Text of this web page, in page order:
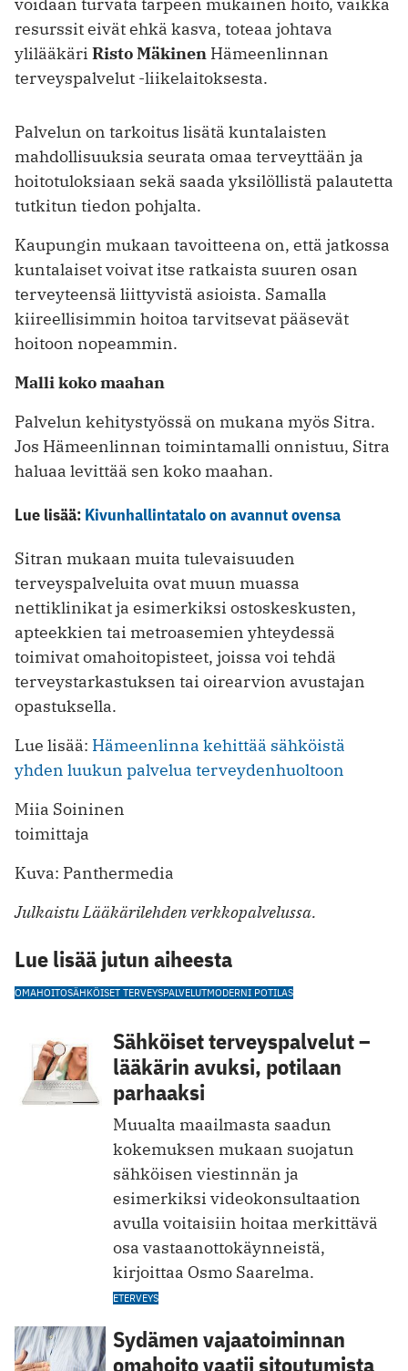
voidaan turvata tarpeen mukainen hoito, vaikka
resurssit eivät ehkä kasva, toteaa johtava
ylilääkäri Risto Mäkinen Hämeenlinnan
terveyspalvelut -liikelaitoksesta.
Palvelun on tarkoitus lisätä kuntalaisten
mahdollisuuksia seurata omaa terveyttään ja
hoitotuloksiaan sekä saada yksilöllistä palautetta
tutkitun tiedon pohjalta.
Kaupungin mukaan tavoitteena on, että jatkossa
kuntalaiset voivat itse ratkaista suuren osan
terveyteensä liittyvistä asioista. Samalla
kiireellisimmin hoitoa tarvitsevat pääsevät
hoitoon nopeammin.
Malli koko maahan
Palvelun kehitystyössä on mukana myös Sitra.
Jos Hämeenlinnan toimintamalli onnistuu, Sitra
haluaa levittää sen koko maahan.
Lue lisää: Kivunhallintatalo on avannut ovensa
Sitran mukaan muita tulevaisuuden
terveyspalveluita ovat muun muassa
nettiklinikat ja esimerkiksi ostoskeskusten,
apteekkien tai metroasemien yhteydessä
toimivat omahoitopisteet, joissa voi tehdä
terveystarkastuksen tai oirearvion avustajan
opastuksella.
Lue lisää: Hämeenlinna kehittää sähköistä
yhden luukun palvelua terveydenhuoltoon
Miia Soininen
toimittaja
Kuva: Panthermedia
Julkaistu Lääkärilehden verkkopalvelussa.
Lue lisää jutun aiheesta
OMAHOITOSÄHKÖISET TERVEYSPALVELUTMODERNI POTILAS
Sähköiset terveyspalvelut –
lääkärin avuksi, potilaan
parhaaksi
Muualta maailmasta saadun
kokemuksen mukaan suojatun
sähköisen viestinnän ja
esimerkiksi videokonsultaation
avulla voitaisiin hoitaa merkittävä
osa vastaanottokäynneistä,
kirjoittaa Osmo Saarelma.
ETERVEYS
Sydämen vajaatoiminnan
omahoito vaatii sitoutumista